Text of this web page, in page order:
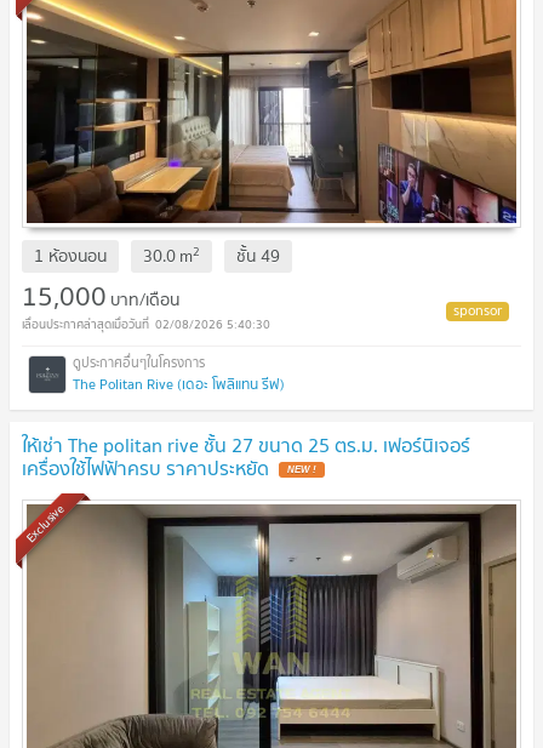
1 ห้องนอน 30.0m2 ชั้น49
15,000 บาท/เดือน
02/08/2026 5:40:30
The Politan Rive (เดอะ โพลิแทน รีฟ)
ให้เช่า The politan rive ชั้น 27 ขนาด 25 ตร.ม. เฟอร์นิเจอร์
เครื่องใช้ไฟฟ้าครบ ราคาประหยัด
Exclusive